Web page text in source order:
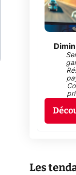
Les